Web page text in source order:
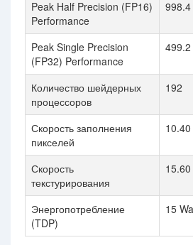
Peak Half Precision (FP16)
Performance
Peak Single Precision
(FP32) Performance
Количество шейдерных
процессоров
192
Скорость заполнения
пикселей
Скорость
текстурирования
Энергопотребление
(TDP)
15